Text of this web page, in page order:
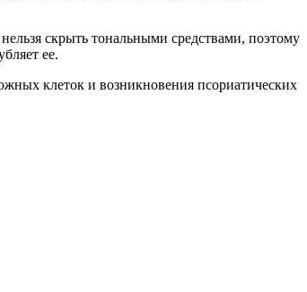
скрыть тональными средствами, поэтому
ее.
клеток и возникновения псориатических